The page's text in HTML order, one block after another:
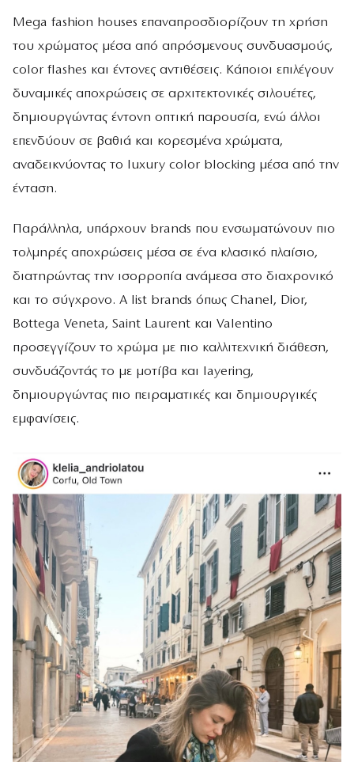
Mega fashion houses επαναπροσδιορίζουν τη χρήση
του χρώματος μέσα από απρόσμενους συνδυασμούς,
color flashes και έντονες αντιθέσεις. Κάποιοι επιλέγουν
δυναμικές αποχρώσεις σε αρχιτεκτονικές σιλουέτες,
δημιουργώντας έντονη οπτική παρουσία, ενώ άλλοι
επενδύουν σε βαθιά και κορεσμένα χρώματα,
αναδεικνύοντας το luxury color blocking μέσα από την
ένταση.
Παράλληλα, υπάρχουν brands που ενσωματώνουν πιο
τολμηρές αποχρώσεις μέσα σε ένα κλασικό πλαίσιο,
διατηρώντας την ισορροπία ανάμεσα στο διαχρονικό
και το σύγχρονο. A list brands όπως Chanel, Dior,
Bottega Veneta, Saint Laurent και Valentino
προσεγγίζουν το χρώμα με πιο καλλιτεχνική διάθεση,
συνδυάζοντάς το με μοτίβα και layering,
δημιουργώντας πιο πειραματικές και δημιουργικές
εμφανίσεις.